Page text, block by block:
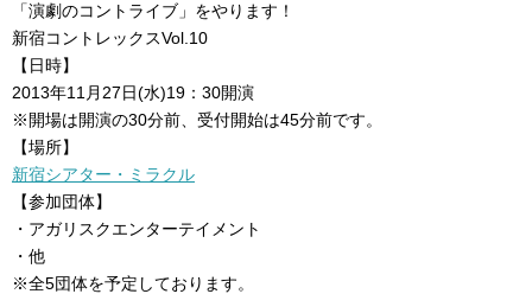
「演劇のコントライブ」をやります！
新宿コントレックスVol.10
【日時】
2013年11月27日(水)19：30開演
※開場は開演の30分前、受付開始は45分前です。
【場所】
新宿シアター・ミラクル
【参加団体】
・アガリスクエンターテイメント
・他
※全5団体を予定しております。